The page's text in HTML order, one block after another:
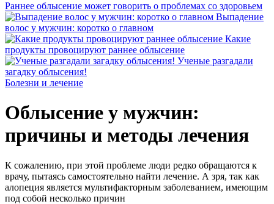
Раннее облысение может говорить о проблемах со здоровьем
Выпадение
волос у мужчин: коротко о главном
Какие
продукты провоцируют раннее облысение
Ученые разгадали
загадку облысения!
Болезни и лечение
Облысение у мужчин:
причины и методы лечения
К сожалению, при этой проблеме люди редко обращаются к
врачу, пытаясь самостоятельно найти лечение. А зря, так как
алопеция является мультифакторным заболеванием, имеющим
под собой несколько причин